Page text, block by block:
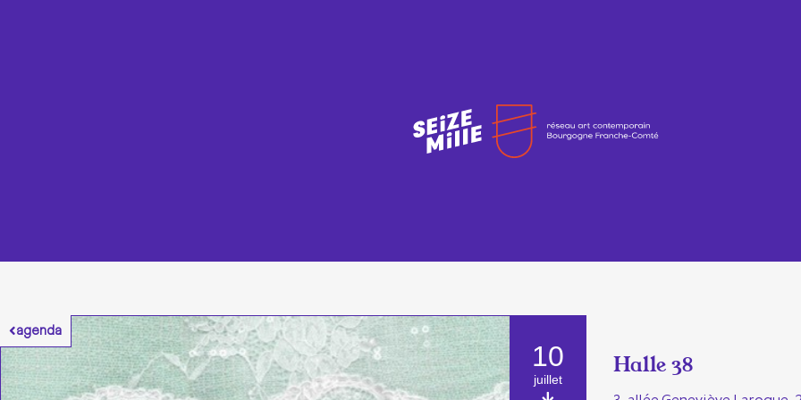
agenda
10
juillet Halle 38